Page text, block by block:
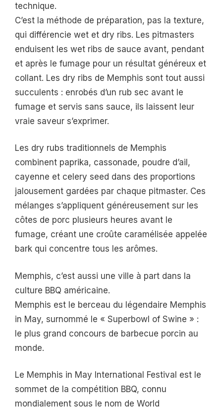
technique.
C’est la méthode de préparation, pas la texture,
qui différencie wet et dry ribs. Les pitmasters
enduisent les wet ribs de sauce avant, pendant
et après le fumage pour un résultat généreux et
collant. Les dry ribs de Memphis sont tout aussi
succulents : enrobés d’un rub sec avant le
fumage et servis sans sauce, ils laissent leur
vraie saveur s’exprimer.
Les dry rubs traditionnels de Memphis
combinent paprika, cassonade, poudre d’ail,
cayenne et celery seed dans des proportions
jalousement gardées par chaque pitmaster. Ces
mélanges s’appliquent généreusement sur les
côtes de porc plusieurs heures avant le
fumage, créant une croûte caramélisée appelée
bark qui concentre tous les arômes.
Memphis, c’est aussi une ville à part dans la
culture BBQ américaine.
Memphis est le berceau du légendaire Memphis
in May, surnommé le « Superbowl of Swine » :
le plus grand concours de barbecue porcin au
monde.
Le Memphis in May International Festival est le
sommet de la compétition BBQ, connu
mondialement sous le nom de World